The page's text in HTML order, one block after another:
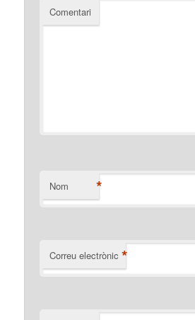
Comentari
Nom *
Correu electrònic *